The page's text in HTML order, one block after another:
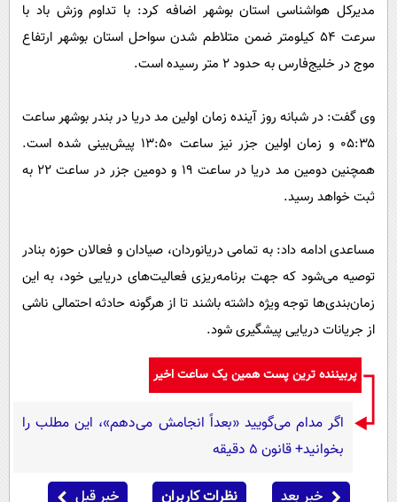
مدیرکل هواشناسی استان بوشهر اضافه کرد: با تداوم وزش باد با
سرعت ۵۴ کیلومتر ضمن متلاطم شدن سواحل استان بوشهر ارتفاع
موج در خلیج‌فارس به حدود ۲ متر رسیده است.
وی گفت: در شبانه روز آینده زمان اولین مد دریا در بندر بوشهر ساعت
۰۵:۳۵ و زمان اولین جزر نیز ساعت ۱۳:۵۰ پیش‌بینی شده است.
همچنین دومین مد دریا در ساعت ۱۹ و دومین جزر در ساعت ۲۲ به
ثبت خواهد رسید.
مساعدی ادامه داد: به تمامی دریانوردان، صیادان و فعالان حوزه بنادر
توصیه می‌شود که جهت برنامه‌ریزی فعالیت‌های دریایی خود، به این
زمان‌بندی‌ها توجه ویژه داشته باشند تا از هرگونه حادثه احتمالی ناشی
از جریانات دریایی پیشگیری شود.
پربیننده ترین پست همین یک ساعت اخیر
اگر مدام می‌گویید «بعداً انجامش می‌دهم»، این مطلب را
بخوانید+ قانون ۵ دقیقه
خبر بعد نظرات کاربران خبر قبل